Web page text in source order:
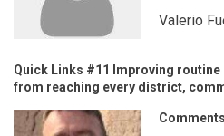
Valerio
Quick Links #11 Improving
from reaching every district,